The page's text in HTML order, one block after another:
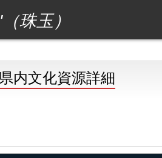
珠玉）
県内文化資源詳細